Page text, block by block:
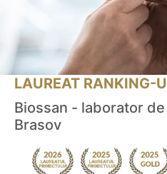
LAUREAT RANKING-
Biossan - laborator
Brasov